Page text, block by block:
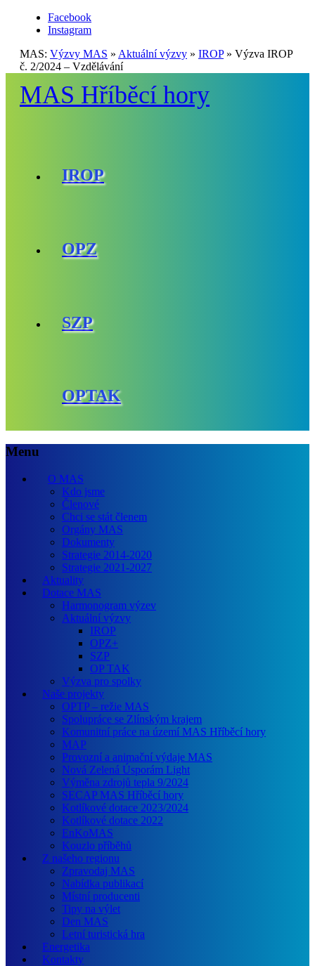
Facebook
Instagram
MAS: Výzvy MAS » Aktuální výzvy » IROP » Výzva IROP
č. 2/2024 – Vzdělávání
MAS Hříběcí hory
IROP
OPZ
SZP
OPTAK
Menu
O MAS
Kdo jsme
Členové
Chci se stát členem
Orgány MAS
Dokumenty
Strategie 2014-2020
Strategie 2021-2027
Aktuality
Dotace MAS
Harmonogram výzev
Aktuální výzvy
IROP
OPZ+
SZP
OP TAK
Výzva pro spolky
Naše projekty
OPTP – režie MAS
Spolupráce se Zlínským krajem
Komunitní práce na území MAS Hříběcí hory
MAP
Provozní a animační výdaje MAS
Nová Zelená Úsporám Light
Výměna zdrojů tepla 9/2024
SECAP MAS Hříběcí hory
Kotlíkové dotace 2023/2024
Kotlíkové dotace 2022
EnKoMAS
Kouzlo příběhů
Z našeho regionu
Zpravodaj MAS
Nabídka publikací
Místní producenti
Tipy na výlet
Den MAS
Letní turistická hra
Energetika
Kontakty